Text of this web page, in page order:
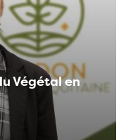
Végétal en